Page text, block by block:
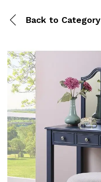
Back to Category